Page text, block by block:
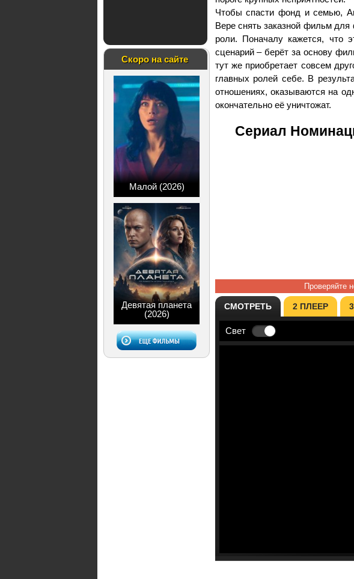
Скоро на сайте
Малой (2026)
Девятая планета
(2026)
Чтобы спасти фонд и семью,
Вере снять заказной фильм для
роли. Поначалу кажется, что
сценарий – берёт за основу
тут же приобретает совсем
главных ролей себе. В
отношениях, оказываются на
окончательно её уничтожат.
Сериал
Проверяйте
СМОТРЕТЬ 2 ПЛЕЕР
Свет